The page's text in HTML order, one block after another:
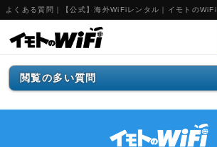
よくある質問｜【公式】海外WiFiレンタル｜イモトのWiFi
閲覧の多い質問